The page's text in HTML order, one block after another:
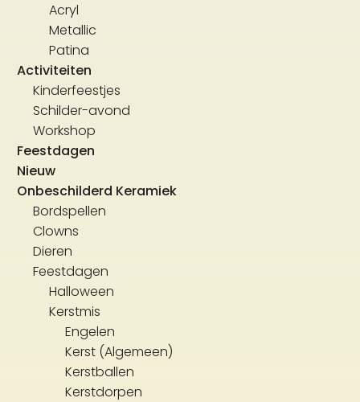
Acryl
Metallic
Patina
Activiteiten
Kinderfeestjes
Schilder-avond
Workshop
Feestdagen
Nieuw
Onbeschilderd Keramiek
Bordspellen
Clowns
Dieren
Feestdagen
Halloween
Kerstmis
Engelen
Kerst (Algemeen)
Kerstballen
Kerstdorpen